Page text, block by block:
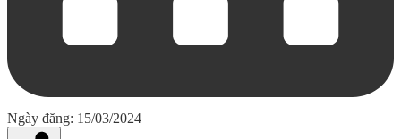
Ngày đăng: 15/03/2024